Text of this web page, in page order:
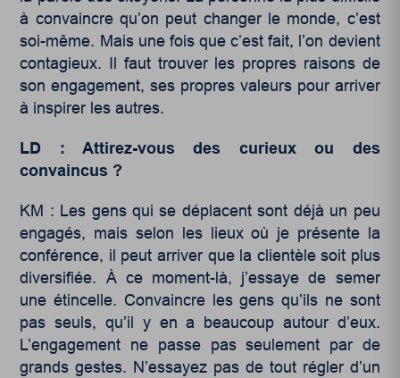
à convaincre qu’on peut changer le monde, c’est
soi-même. Mais une fois que c’est fait, l’on devient
contagieux. Il faut trouver les propres raisons de
son engagement, ses propres valeurs pour arriver
à inspirer les autres.
LD : Attirez-vous des curieux ou des
convaincus ?
KM : Les gens qui se déplacent sont déjà un peu
engagés, mais selon les lieux où je présente la
conférence, il peut arriver que la clientèle soit plus
diversifiée. À ce moment-là, j’essaye de semer
une étincelle. Convaincre les gens qu’ils ne sont
pas seuls, qu’il y en a beaucoup autour d’eux.
L’engagement ne passe pas seulement par de
grands gestes. N’essayez pas de tout régler d’un